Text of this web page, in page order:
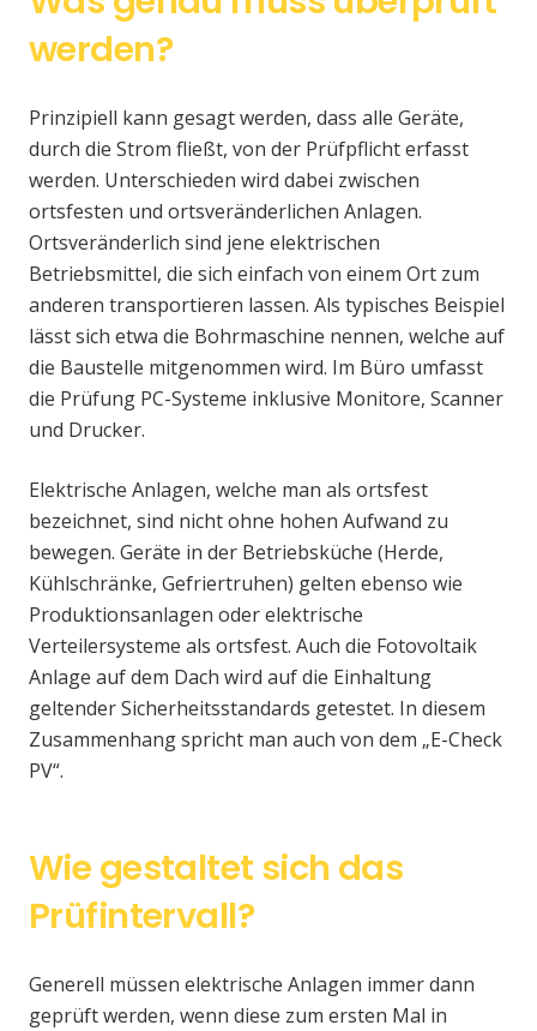
werden?
Prinzipiell kann gesagt werden, dass alle Geräte,
durch die Strom fließt, von der Prüfpflicht erfasst
werden. Unterschieden wird dabei zwischen
ortsfesten und ortsveränderlichen Anlagen.
Ortsveränderlich sind jene elektrischen
Betriebsmittel, die sich einfach von einem Ort zum
anderen transportieren lassen. Als typisches Beispiel
lässt sich etwa die Bohrmaschine nennen, welche auf
die Baustelle mitgenommen wird. Im Büro umfasst
die Prüfung PC-Systeme inklusive Monitore, Scanner
und Drucker.
Elektrische Anlagen, welche man als ortsfest
bezeichnet, sind nicht ohne hohen Aufwand zu
bewegen. Geräte in der Betriebsküche (Herde,
Kühlschränke, Gefriertruhen) gelten ebenso wie
Produktionsanlagen oder elektrische
Verteilersysteme als ortsfest. Auch die Fotovoltaik
Anlage auf dem Dach wird auf die Einhaltung
geltender Sicherheitsstandards getestet. In diesem
Zusammenhang spricht man auch von dem „E-Check
PV“.
Wie gestaltet sich das
Prüfintervall?
Generell müssen elektrische Anlagen immer dann
geprüft werden, wenn diese zum ersten Mal in